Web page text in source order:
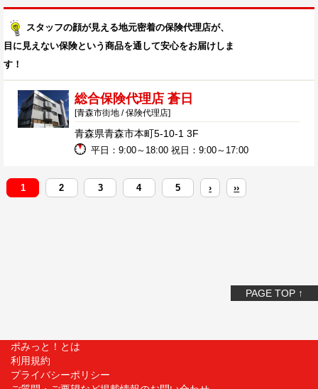
スタッフの顔が見える地元密着の保険代理店が、
目に見えない保険という商品を通して安心をお届けしま
す！
総合保険代理店 蒼日
[青森市街地 / 保険代理店]
青森県青森市本町5-10-1 3F
平日：9:00～18:00 祝日：9:00～17:00
1 2 3 4 5 › ››
PAGE TOP ↑
ポみっと！とは
利用規約
プライバシーポリシー